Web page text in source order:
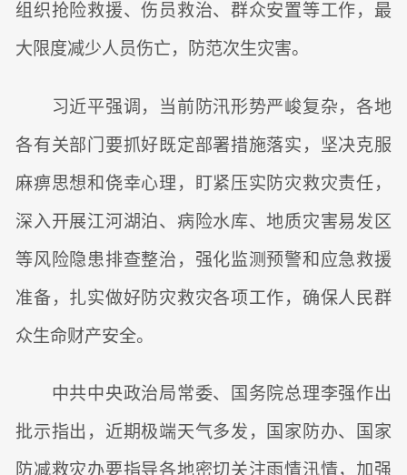
组织抢险救援、伤员救治、群众安置等工作，最
大限度减少人员伤亡，防范次生灾害。
习近平强调，当前防汛形势严峻复杂，各地
各有关部门要抓好既定部署措施落实，坚决克服
麻痹思想和侥幸心理，盯紧压实防灾救灾责任，
深入开展江河湖泊、病险水库、地质灾害易发区
等风险隐患排查整治，强化监测预警和应急救援
准备，扎实做好防灾救灾各项工作，确保人民群
众生命财产安全。
中共中央政治局常委、国务院总理李强作出
批示指出，近期极端天气多发，国家防办、国家
防减救灾办要指导各地密切关注雨情汛情，加强